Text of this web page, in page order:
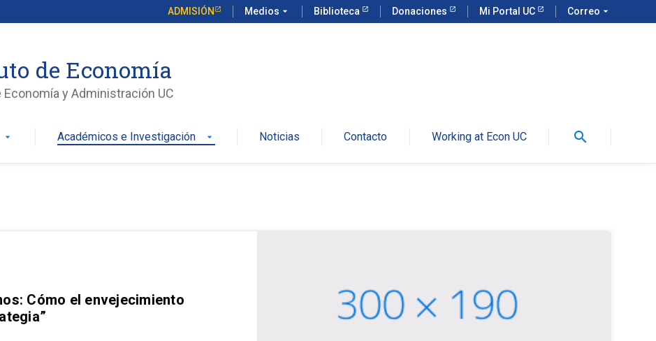
ADMISIÓN Medios arrow_drop_down Biblioteca Donaciones Mi Portal UC Correo arrow_drop_down
de Economía
Economía y Administración UC
arrow_drop_down Académicos e Investigación arrow_drop_down Noticias Contacto Working at Econ UC search
Cómo el envejecimiento